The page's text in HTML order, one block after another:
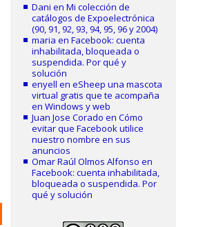
Dani enMi colección de
catálogos de Expoelectrónica
(90, 91, 92, 93, 94, 95, 96 y 2004)
maria enFacebook: cuenta
inhabilitada, bloqueada o
suspendida. Por qué y
solución
enyell eneSheep una mascota
virtual gratis que te acompaña
en Windows y web
Juan Jose Corado enCómo
evitar que Facebook utilice
nuestro nombre en sus
anuncios
Omar Raúl Olmos Alfonso en
Facebook: cuenta inhabilitada,
bloqueada o suspendida. Por
qué y solución